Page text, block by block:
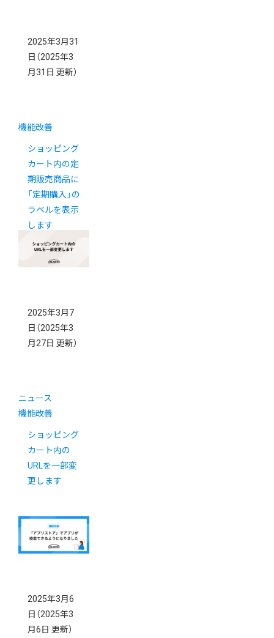
2025年3月31
日 （2025年3
月31日 更新）
機能改善
ショッピング
カート内の定
期販売商品に
「定期購入」の
ラベルを表示
します
2025年3月7
日 （2025年3
月27日 更新）
ニュース
機能改善
ショッピング
カート内の
URLを一部変
更します
2025年3月6
日 （2025年3
月6日 更新）